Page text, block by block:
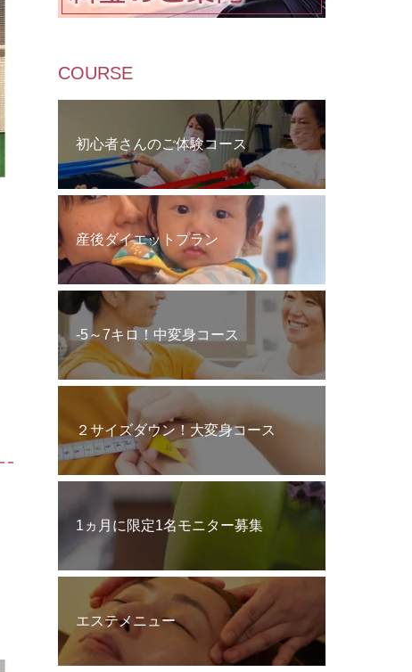
COURSE
初心者さんのご体験コース
産後ダイエットプラン
‐5～7キロ！中変身コース
２サイズダウン！大変身コース
1ヵ月に限定1名モニター募集
エステメニュー